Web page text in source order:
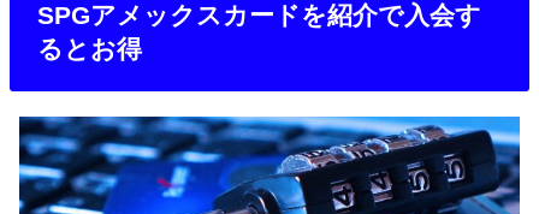
SPGアメックスカードを紹介で入会す
るとお得